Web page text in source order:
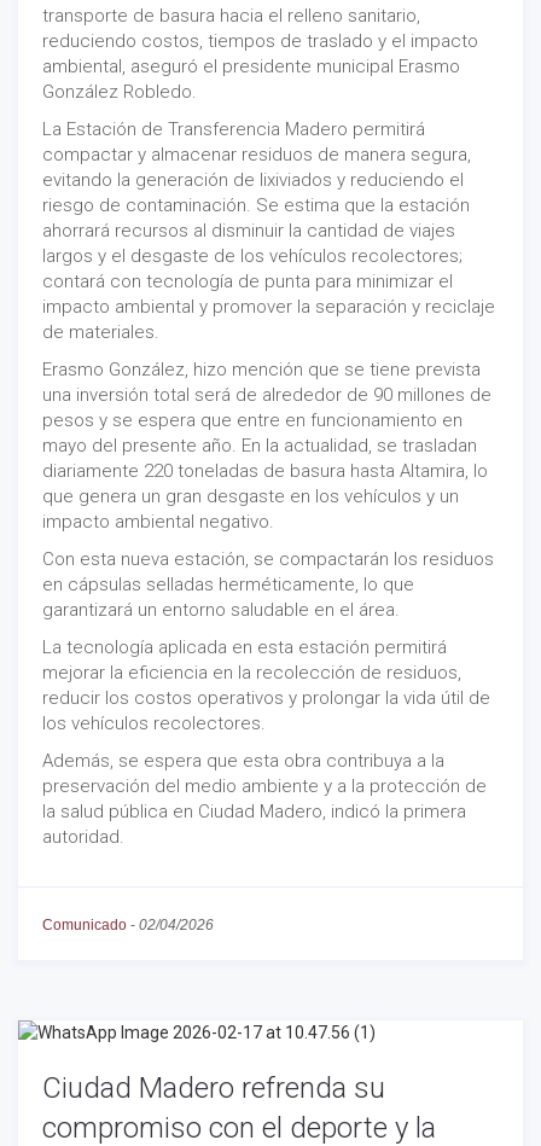
transporte de basura hacia el relleno sanitario,
reduciendo costos, tiempos de traslado y el impacto
ambiental, aseguró el presidente municipal Erasmo
González Robledo.
La Estación de Transferencia Madero permitirá
compactar y almacenar residuos de manera segura,
evitando la generación de lixiviados y reduciendo el
riesgo de contaminación. Se estima que la estación
ahorrará recursos al disminuir la cantidad de viajes
largos y el desgaste de los vehículos recolectores;
contará con tecnología de punta para minimizar el
impacto ambiental y promover la separación y reciclaje
de materiales.
Erasmo González, hizo mención que se tiene prevista
una inversión total será de alrededor de 90 millones de
pesos y se espera que entre en funcionamiento en
mayo del presente año. En la actualidad, se trasladan
diariamente 220 toneladas de basura hasta Altamira, lo
que genera un gran desgaste en los vehículos y un
impacto ambiental negativo.
Con esta nueva estación, se compactarán los residuos
en cápsulas selladas herméticamente, lo que
garantizará un entorno saludable en el área.
La tecnología aplicada en esta estación permitirá
mejorar la eficiencia en la recolección de residuos,
reducir los costos operativos y prolongar la vida útil de
los vehículos recolectores.
Además, se espera que esta obra contribuya a la
preservación del medio ambiente y a la protección de
la salud pública en Ciudad Madero, indicó la primera
autoridad.
Comunicado - 02/04/2026
Ciudad Madero refrenda su
compromiso con el deporte y la